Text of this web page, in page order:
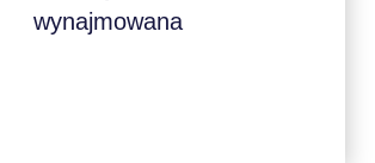
wynajmowana